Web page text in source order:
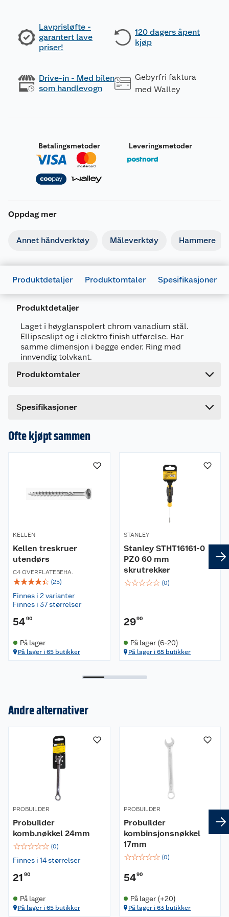
Lavprisløfte -
garantert lave
priser!
120 dagers åpent
kjøp
Drive-in - Med bilen
som handlevogn
Gebyrfri faktura
med Walley
Betalingsmetoder Leveringsmetoder
Oppdag mer
Annet håndverktøy Måleverktøy Hammere
Produktdetaljer Produktomtaler Spesifikasjoner
Produktdetaljer
Laget i høyglanspolert chrom vanadium stål.
Ellipseslipt og i elektro finish utførelse. Har
samme dimensjon i begge ender. Ring med
innvendig tolvkant.
Produktomtaler
Dette produktet har ikke fått noen omtale ennå.
en omtale.
Spesifikasjoner
Generelt
Artikkelnummer
5709386568429
Leverandørens artikkelnummer
Forpakningsmål
Bruttovekt
0.04 kg
Ofte kjøpt sammen
KELLEN
Kellen treskruer
utendørs
C4 OVERFLATEBEHA.
☆☆☆☆☆ (25)
Finnes i 2 varianter
Finnes i 37 størrelser
5490
På lager
På lager i 65 butikker
STANLEY
Stanley STHT16161-0
PZ0 60 mm
skrutrekker
☆☆☆☆☆ (0)
2990
På lager (6-20)
På lager i 65 butikker
Andre alternativer
PROBUILDER
Probuilder
komb.nøkkel 24mm
☆☆☆☆☆ (0)
Finnes i 14 størrelser
21 90
På lager
På lager i 65 butikker
PROBUILDER
Probuilder
kombinsjonsnøkkel
17mm
☆☆☆☆☆ (0)
5490
På lager (+20)
På lager i 63 butikker
Kundeservice
Ofte stilte spørsmål
Leveringstid
Leie tilhenger
Våre merkevarer
Personvern
Cookies
Bærekraft
Lavprisløfte
Retur av el-avfall
Oppussing med utemaling